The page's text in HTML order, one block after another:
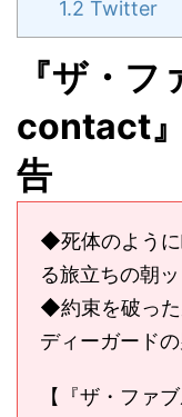
1.2 Twitter
『ザ・
contact
告
◆死体のように
る旅立ちの朝ッ
◆約束を破った
ディーガード
【『ザ・ファ